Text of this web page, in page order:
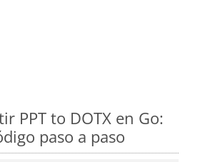
PPT to DOTX en Go:
paso a paso